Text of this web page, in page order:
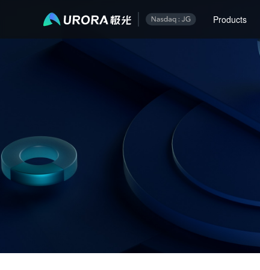
Products